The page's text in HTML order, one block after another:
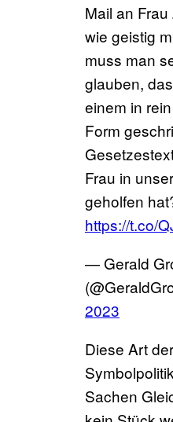
Mail an
wie geistig
muss man
glauben,
einem in
Form
Frau in
geholfen
https://t.co/
— Gerald
2023
Diese Art
Sachen